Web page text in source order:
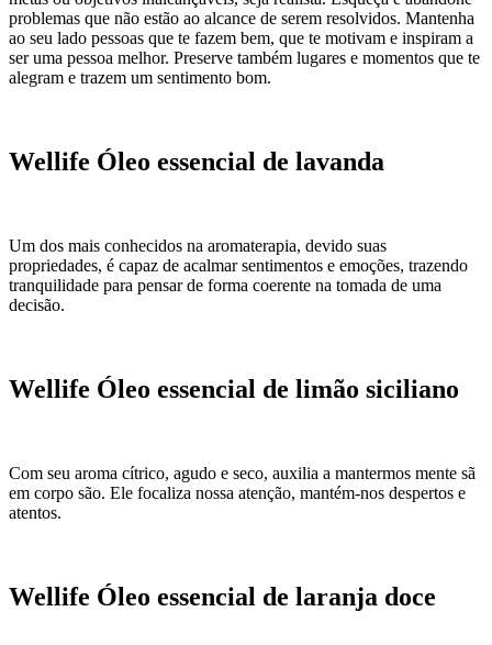
problemas que não estão ao alcance de serem resolvidos. Mantenha
ao seu lado pessoas que te fazem bem, que te motivam e inspiram a
ser uma pessoa melhor. Preserve também lugares e momentos que te
alegram e trazem um sentimento bom.
Wellife Óleo essencial de lavanda
Um dos mais conhecidos na aromaterapia, devido suas
propriedades, é capaz de acalmar sentimentos e emoções, trazendo
tranquilidade para pensar de forma coerente na tomada de uma
decisão.
Wellife Óleo essencial de limão siciliano
Com seu aroma cítrico, agudo e seco, auxilia a mantermos mente sã
em corpo são. Ele focaliza nossa atenção, mantém-nos despertos e
atentos.
Wellife Óleo essencial de laranja doce